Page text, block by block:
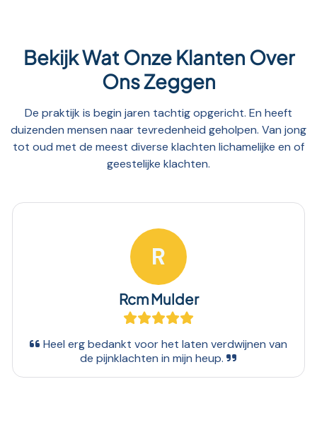
Bekijk Wat Onze Klanten Over
Ons Zeggen
De praktijk is begin jaren tachtig opgericht. En heeft
duizenden mensen naar tevredenheid geholpen. Van jong
tot oud met de meest diverse klachten lichamelijke en of
geestelijke klachten.
het laten verdwijnen van
in mijn heup.
Bedankt voor